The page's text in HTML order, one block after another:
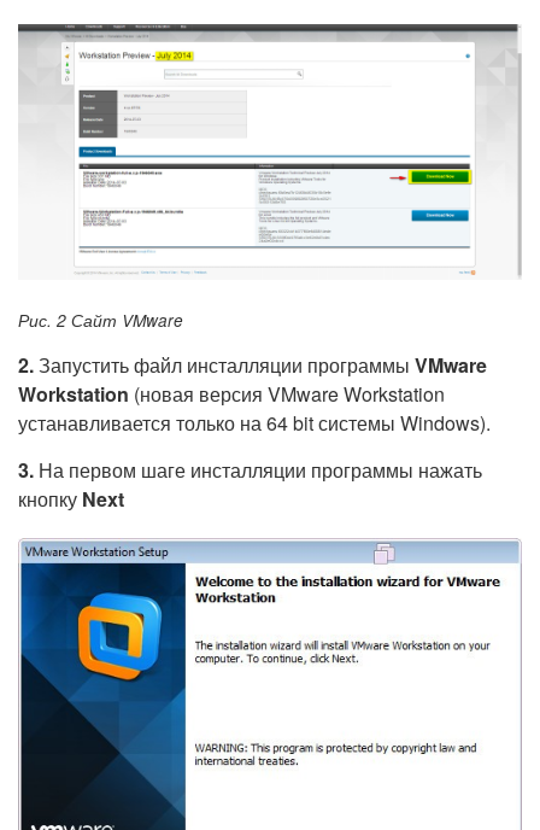
Рис. 2 Сайт VMware
2.Запустить файл инсталляции программы VMware
Workstation (новая версия VMware Workstation
устанавливается только на 64 bit системы Windows).
3. На первом шаге инсталляции программы нажать
кнопку Next